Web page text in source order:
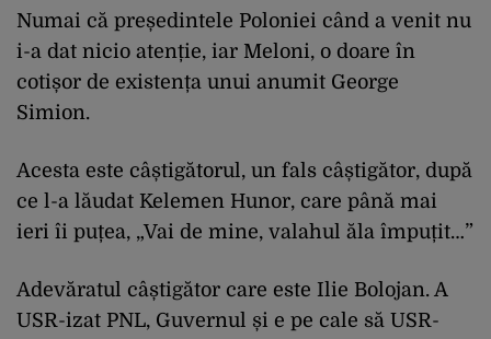
Numai că președintele Poloniei când a venit nu
i-a dat nicio atenție, iar Meloni, o doare în
cotișor de existența unui anumit George
Simion.
Acesta este câștigătorul, un fals câștigător, după
ce l-a lăudat Kelemen Hunor, care până mai
ieri îi puțea, „Vai de mine, valahul ăla împuțit…”
Adevăratul câștigător care este Ilie Bolojan. A
USR-izat PNL, Guvernul și e pe cale să USR-